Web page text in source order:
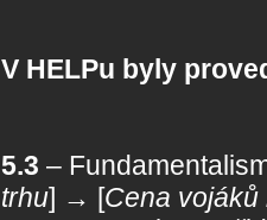
V HELPu byly
5.3 –
trhu] → [Cena vojáků